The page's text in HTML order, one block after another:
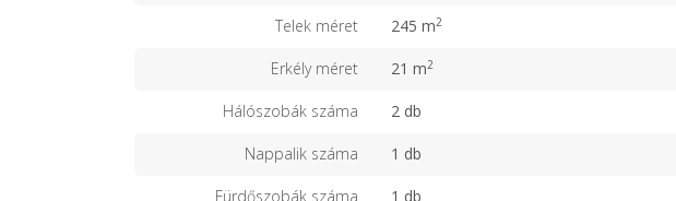
Telek méret 245 m2
Erkély méret 21 m2
Hálószobák száma 2 db
Nappalik száma 1 db
Fürdőszobák száma 1 db